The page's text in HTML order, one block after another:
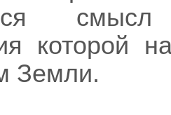
которой
Земли.